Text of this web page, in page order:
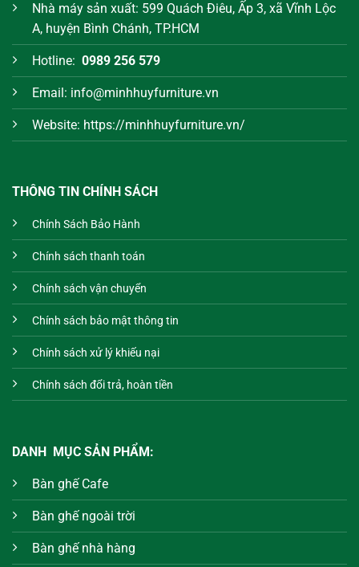
Nhà máy sản xuất: 599 Quách Điêu, Ấp 3, xã Vĩnh Lộc
A, huyện Bình Chánh, TP.HCM
Hotline: 0989 256 579
Email: info@minhhuyfurniture.vn
Website: https://minhhuyfurniture.vn/
THÔNG TIN CHÍNH SÁCH
Chính Sách Bảo Hành
Chính sách thanh toán
Chính sách vận chuyển
Chính sách bảo mật thông tin
Chính sách xử lý khiếu nại
Chính sách đổi trả, hoàn tiền
DANH MỤC SẢN PHẨM:
Bàn ghế Cafe
Bàn ghế ngoài trời
Bàn ghế nhà hàng